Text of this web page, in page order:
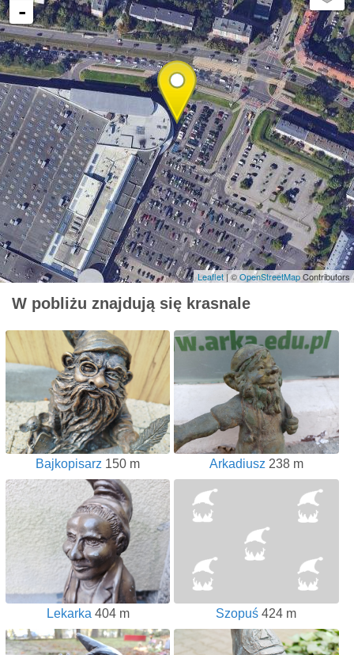
-
Leaflet| ©OpenStreetMapContributors
W pobliżu znajdują się krasnale
Bajkopisarz 150 m Arkadiusz 238 m
Lekarka 404 m Szopuś 424 m